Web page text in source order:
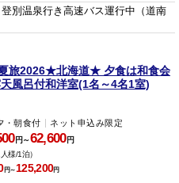
別温泉行き高速バス運行中（道南
旅2026★北海道★ 夕食は和食会
風呂付和洋室(1名～4名1室)
・朝食付 ネット申込み限定
円～62,600円
様/1泊）
円～125,200円